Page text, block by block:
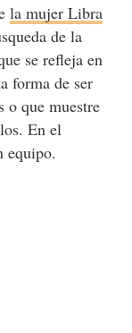
la mujer Libra
de la
se refleja en
forma de ser
o que muestre
En el
equipo.